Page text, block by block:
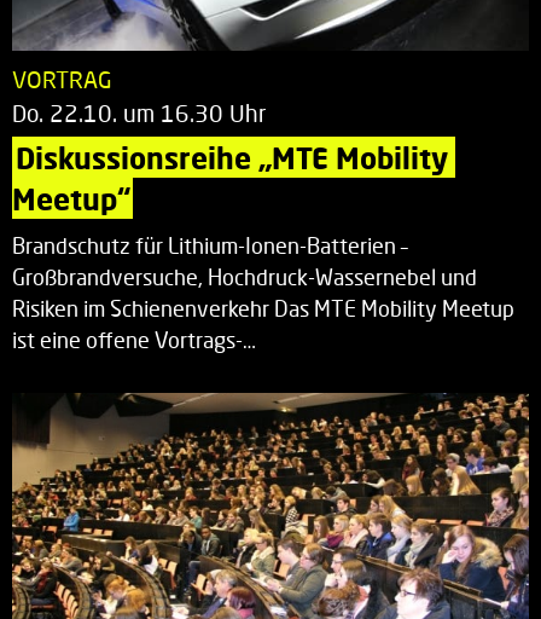
VORTRAG
Do. 22.10. um 16.30 Uhr
Diskussionsreihe „MTE Mobility
Meetup“
Brandschutz für Lithium-Ionen-Batterien –
Großbrandversuche, Hochdruck-Wassernebel und
Risiken im Schienenverkehr Das MTE Mobility Meetup
ist eine offene Vortrags-…